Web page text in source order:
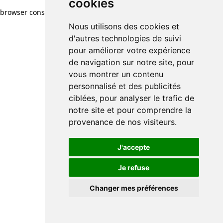
cookies
Nous utilisons des cookies et
d'autres technologies de suivi
pour améliorer votre expérience
de navigation sur notre site, pour
vous montrer un contenu
personnalisé et des publicités
ciblées, pour analyser le trafic de
notre site et pour comprendre la
provenance de nos visiteurs.
J'accepte
Je refuse
Changer mes préférences
browser console for more information)